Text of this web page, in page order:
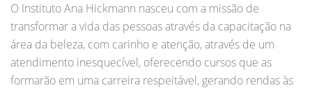
O Instituto Ana Hickmann nasceu com a missão de
transformar a vida das pessoas através da capacitação na
área da beleza, com carinho e atenção, através de um
atendimento inesquecível, oferecendo cursos que as
formarão em uma carreira respeitável, gerando rendas às